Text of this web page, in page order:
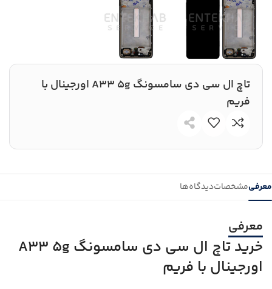
تاچ ال سی دی سامسونگ A33 5g اورجینال با
فریم
معرفیمشخصاتدیدگاه‌ها
معرفی
خرید تاچ ال سی دی سامسونگ A33 5g
اورجینال با فریم